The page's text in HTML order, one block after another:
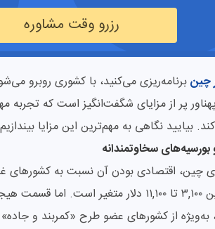
رزرو وقت مشاوره
چینبرنامه‌ریزی می‌کنید، با کشوری روبرو
پر از مزایای شگفت‌انگیز است که تجربه
بیایید نگاهی به مهم‌ترین این مزایا
سخاوتمندانه
چین، اقتصادی بودن آن نسبت به کشورهای
سالانه دانشگاه‌ها معمولاً بین ۳,۱۰۰ تا ۱۱,۱۰۰
به‌ویژه از کشورهای عضو طرح «کمربند و